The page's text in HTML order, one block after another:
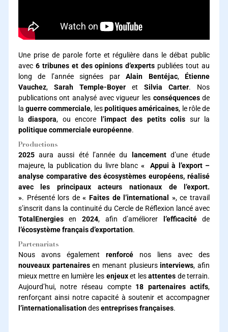
Une prise de parole forte et régulière dans le débat public
avec 6 tribunes et des opinions d’experts publiées tout au
long de l’année signées parAlain Bentéjac,Étienne
Vauchez, Sarah Temple-BoyeretSilvia Carter. Nos
publications ont analysé avec vigueur les conséquencesde
laguerre commerciale, lespolitiques américaines, le rôle de
ladiaspora, ou encore l’impact des petits colis sur la
politique commerciale européenne.
Productions
2025aura aussi été l’année du lancement d’une étude
majeure, la publication du livre blanc « Appui à l’export –
analyse comparative des écosystèmes européens, réalisé
avec les principaux acteurs nationaux de l’export.
». Présenté lors de« Faites de l’international », ce travail
s’inscrit dans la continuité du Cercle de Réflexion lancé avec
TotalEnergiesen 2024, afin d’améliorer l’efficacitéde
l’écosystème français d’exportation.
Partenariats
Nous avons également renforcénos liens avec des
nouveaux partenairesen menant plusieursinterviews, afin
mieux mettre en lumière les enjeuxet lesattentes de terrain.
Aujourd’hui, notre réseau compte 18 partenaires actifs,
renforçant ainsi notre capacité à soutenir et accompagner
l’internationalisationdesentreprisesfrançaises.